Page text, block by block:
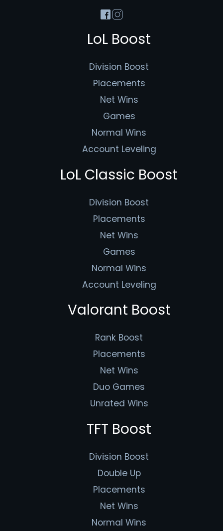
LoL Boost
Division Boost
Placements
Net Wins
Games
Normal Wins
Account Leveling
LoL Classic Boost
Division Boost
Placements
Net Wins
Games
Normal Wins
Account Leveling
Valorant Boost
Rank Boost
Placements
Net Wins
Duo Games
Unrated Wins
TFT Boost
Division Boost
Double Up
Placements
Net Wins
Normal Wins